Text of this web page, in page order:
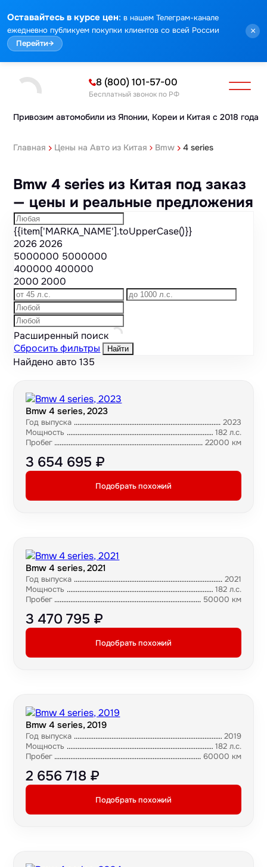
Оставайтесь в курсе цен: в нашем Телеграм-канале
ежедневно публикуем покупки клиентов со всей России
Перейти→
×
Привозим автомобили из Японии, Кореи и Китая с 2018 года
8 (800) 101-57-00
Бесплатный звонок по РФ
Главная Цены на Авто из Китая Bmw 4 series
Bmw 4 series из Китая под заказ
— цены и реальные предложения
{{item['MARKA_NAME'].toUpperCase()}}
20262026
5000000 5000000
400000400000
20002000
Расширенный поиск
Сбросить фильтры
Найти
Найдено авто135
Bmw 4 series, 2023
Год выпуска
2023
Мощность
182 л.с.
Пробег
22000 км
3 654 695 ₽
Подобрать похожий
Bmw 4 series, 2021
Год выпуска
2021
Мощность
182 л.с.
Пробег
50000 км
3 470 795 ₽
Подобрать похожий
Bmw 4 series, 2019
Год выпуска
2019
Мощность
182 л.с.
Пробег
60000 км
2 656 718 ₽
Подобрать похожий